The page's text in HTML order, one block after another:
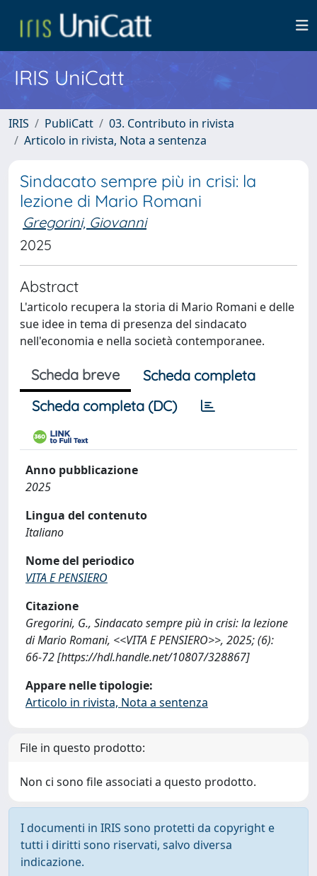
IRIS UniCatt
IRIS PubliCatt
03. Contributo in rivista
Articolo in rivista, Nota a sentenza
Sindacato sempre più in crisi: la
lezione di Mario Romani
Gregorini, Giovanni
2025
Abstract
L'articolo recupera la storia di Mario Romani e delle
sue idee in tema di presenza del sindacato
nell'economia e nella società contemporanee.
Scheda breve
Scheda completa
Scheda completa (DC)
Anno pubblicazione
2025
Lingua del contenuto
Italiano
Nome del periodico
VITA E PENSIERO
Citazione
Gregorini, G., Sindacato sempre più in crisi: la lezione
di Mario Romani, <<VITA E PENSIERO>>, 2025; (6):
66-72 [https://hdl.handle.net/10807/328867]
Appare nelle tipologie:
Articolo in rivista, Nota a sentenza
File in questo prodotto:
Non ci sono file associati a questo prodotto.
I documenti in IRIS sono protetti da copyright e
tutti i diritti sono riservati, salvo diversa
indicazione.